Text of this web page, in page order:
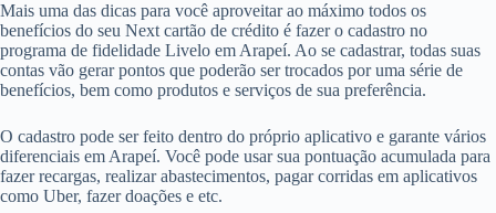
Mais uma das dicas para você aproveitar ao máximo todos os
benefícios do seu Next cartão de crédito é fazer o cadastro no
programa de fidelidade Livelo em Arapeí. Ao se cadastrar, todas suas
contas vão gerar pontos que poderão ser trocados por uma série de
benefícios, bem como produtos e serviços de sua preferência.
O cadastro pode ser feito dentro do próprio aplicativo e garante vários
diferenciais em Arapeí. Você pode usar sua pontuação acumulada para
fazer recargas, realizar abastecimentos, pagar corridas em aplicativos
como Uber, fazer doações e etc.